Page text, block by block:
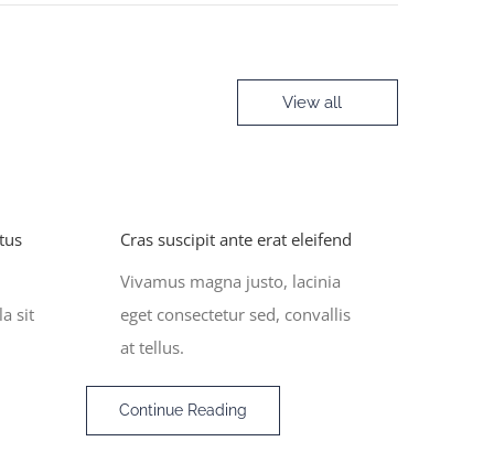
View all
sit
Cras suscipit ante erat eleifend
Vivamus magna justo, lacinia
eget consectetur sed, convallis
at tellus.
Continue Reading